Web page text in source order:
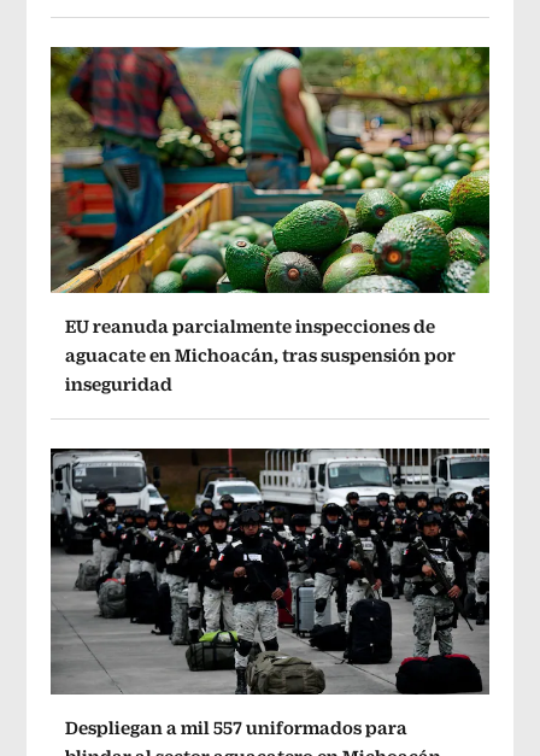
EU reanuda parcialmente inspecciones de
aguacate en Michoacán, tras suspensión por
inseguridad
Despliegan a mil 557 uniformados para